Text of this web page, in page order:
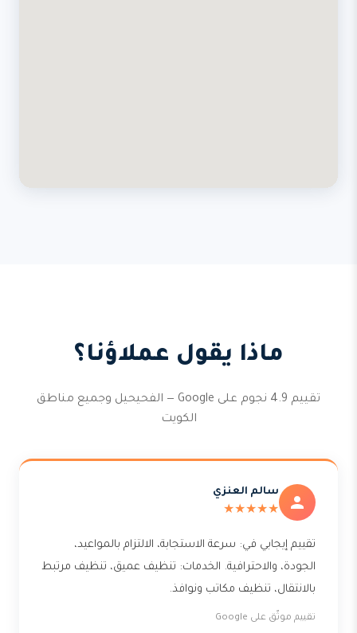
ماذا يقول عملاؤنا؟
تقييم 4.9 نجوم على Google — الفحيحيل وجميع مناطق
الكويت
سالم العنزي
★★★★★
تقييم إيجابي في: سرعة الاستجابة، الالتزام بالمواعيد،
الجودة، والاحترافية. الخدمات: تنظيف عميق، تنظيف مرتبط
بالانتقال، تنظيف مكاتب ونوافذ.
تقييم موثّق على Google